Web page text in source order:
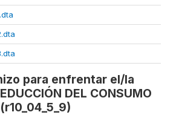
para enfrentar el/la
DEL CONSUMO